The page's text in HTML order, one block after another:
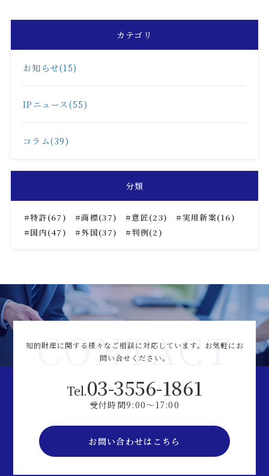
カテゴリ
お知らせ(15)
IPニュース(55)
コラム(39)
分類
特許(67) 商標(37) 意匠(23)
実用新案(16)
国内(47)
外国(37) 判例(2)
CONTACT
知的財産に関する様々なご相談に対応しています。 お気軽にお
問い合せください。
Tel.03-3556-1861
受付時間9:00～17:00
お問い合わせはこちら